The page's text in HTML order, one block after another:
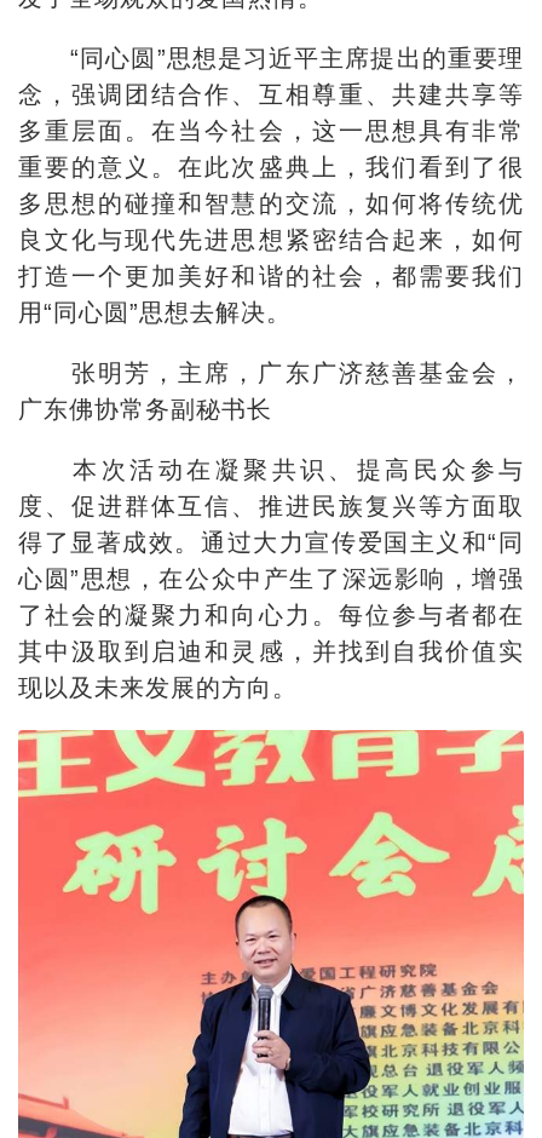
“同心圆”思想是习近平主席提出的重要理
念，强调团结合作、互相尊重、共建共享等
多重层面。在当今社会，这一思想具有非常
重要的意义。在此次盛典上，我们看到了很
多思想的碰撞和智慧的交流，如何将传统优
良文化与现代先进思想紧密结合起来，如何
打造一个更加美好和谐的社会，都需要我们
用“同心圆”思想去解决。
张明芳，主席，广东广济慈善基金会，
广东佛协常务副秘书长
本次活动在凝聚共识、提高民众参与
度、促进群体互信、推进民族复兴等方面取
得了显著成效。通过大力宣传爱国主义和“同
心圆”思想，在公众中产生了深远影响，增强
了社会的凝聚力和向心力。每位参与者都在
其中汲取到启迪和灵感，并找到自我价值实
现以及未来发展的方向。